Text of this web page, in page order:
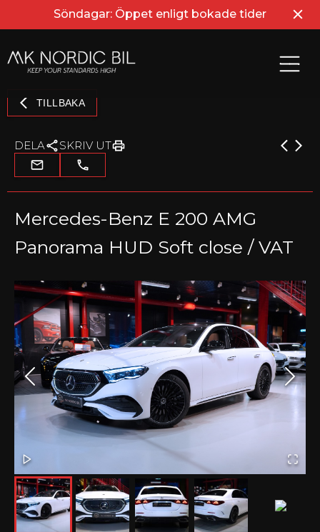
Söndagar: Öppet enligt bokade tider
TILLBAKA
DELA SKRIV UT
Mercedes-Benz E 200 AMG
Panorama HUD Soft close / VAT